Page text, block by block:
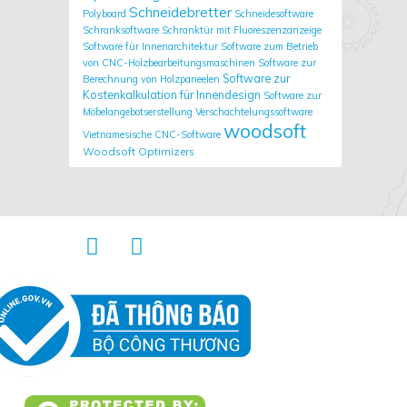
Polyboard Schneidebretter Schneidesoftware
Schranksoftware Schranktür mit Fluoreszenzanzeige
Software für Innenarchitektur Software zum Betrieb
von CNC-Holzbearbeitungsmaschinen Software zur
Berechnung von Holzpaneelen Software zur
Kostenkalkulation für Innendesign Software zur
Möbelangebotserstellung Verschachtelungssoftware
Vietnamesische CNC-Software woodsoft
Woodsoft Optimizers
 